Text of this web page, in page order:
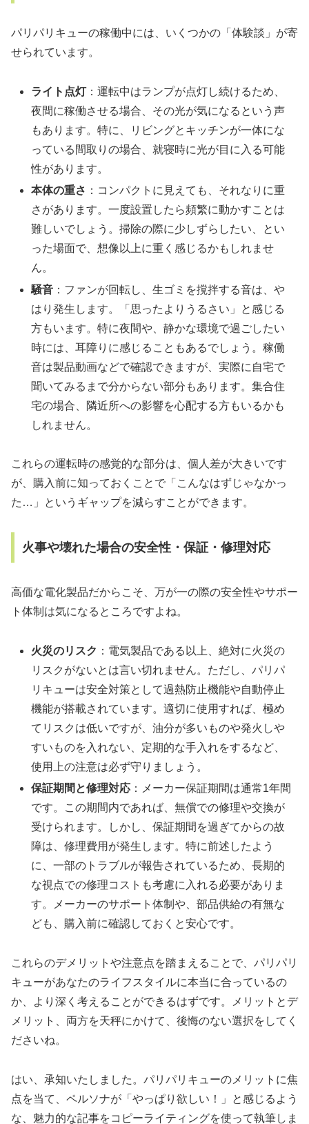
パリパリキューの稼働中には、いくつかの「体験談」が寄
せられています。
ライト点灯：運転中はランプが点灯し続けるため、
夜間に稼働させる場合、その光が気になるという声
もあります。特に、リビングとキッチンが一体にな
っている間取りの場合、就寝時に光が目に入る可能
性があります。
本体の重さ ：コンパクトに見えても、それなりに重
さがあります。一度設置したら頻繁に動かすことは
難しいでしょう。掃除の際に少しずらしたい、とい
った場面で、想像以上に重く感じるかもしれませ
ん。
騒音 ：ファンが回転し、生ゴミを撹拌する音は、や
はり発生します。「思ったよりうるさい」と感じる
方もいます。特に夜間や、静かな環境で過ごしたい
時には、耳障りに感じることもあるでしょう。稼働
音は製品動画などで確認できますが、実際に自宅で
聞いてみるまで分からない部分もあります。集合住
宅の場合、隣近所への影響を心配する方もいるかも
しれません。
これらの運転時の感覚的な部分は、個人差が大きいです
が、購入前に知っておくことで「こんなはずじゃなかっ
た…」というギャップを減らすことができます。
火事や壊れた場合の安全性・保証・修理対応
高価な電化製品だからこそ、万が一の際の安全性やサポー
ト体制は気になるところですよね。
火災のリスク ：電気製品である以上、絶対に火災の
リスクがないとは言い切れません。ただし、パリパ
リキューは安全対策として過熱防止機能や自動停止
機能が搭載されています。適切に使用すれば、極め
てリスクは低いですが、油分が多いものや発火しや
すいものを入れない、定期的な手入れをするなど、
使用上の注意は必ず守りましょう。
保証期間と修理対応 ：メーカー保証期間は通常1年間
です。この期間内であれば、無償での修理や交換が
受けられます。しかし、保証期間を過ぎてからの故
障は、修理費用が発生します。特に前述したよう
に、一部のトラブルが報告されているため、長期的
な視点での修理コストも考慮に入れる必要がありま
す。メーカーのサポート体制や、部品供給の有無な
ども、購入前に確認しておくと安心です。
これらのデメリットや注意点を踏まえることで、パリパリ
キューがあなたのライフスタイルに本当に合っているの
か、より深く考えることができるはずです。メリットとデ
メリット、両方を天秤にかけて、後悔のない選択をしてく
ださいね。
はい、承知いたしました。パリパリキューのメリットに焦
点を当て、ペルソナが「やっぱり欲しい！」と感じるよう
な、魅力的な記事をコピーライティングを使って執筆しま